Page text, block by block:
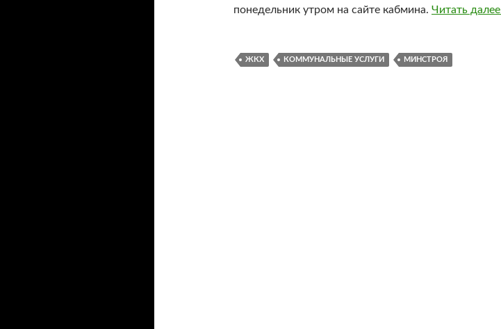
понедельник утром на сайте кабмина. Читать далее
ЖКХ КОММУНАЛЬНЫЕ УСЛУГИ МИНСТРОЯ